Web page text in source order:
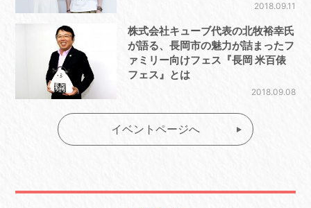
2018.09.11
株式会社キューブ代表の北牧裕幸氏
が語る、長岡市の魅力が詰まったフ
ァミリー向けフェス『長岡 米百俵
フェス』とは
2018.09.08
イベントページへ